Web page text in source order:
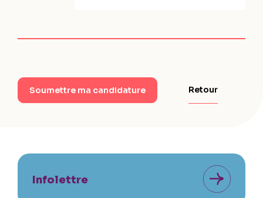
Soumettre ma candidature Retour
Infolettre